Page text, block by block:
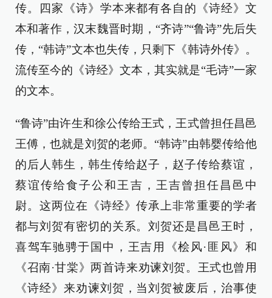
传。四家《诗》学本来都有各自的《诗经》文
本和著作，汉末魏晋时期，“齐诗”“鲁诗”先后失
传，“韩诗”文本也失传，只剩下《韩诗外传》。
流传至今的《诗经》文本，其实就是“毛诗”一家
的文本。
“鲁诗”由许生和徐公传给王式，王式曾担任昌邑
王傅，也就是刘贺的老师。“韩诗”由韩婴传给他
的后人韩生，韩生传给赵子，赵子传给蔡谊，
蔡谊传给食子公和王吉，王吉曾担任昌邑中
尉。这两位在《诗经》传承上非常重要的学者
都与刘贺有密切的关系。刘贺还是昌邑王时，
喜驾车驰骋于国中，王吉用《桧风·匪风》和
《召南·甘棠》两首诗来劝谏刘贺。王式也曾用
《诗经》来劝谏刘贺，当刘贺被废后，治事使